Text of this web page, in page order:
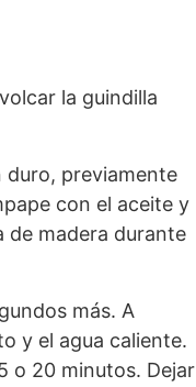
la guindilla
duro, previamente
con el aceite y
de madera durante
más. A
y el agua caliente.
o 20 minutos. Dejar